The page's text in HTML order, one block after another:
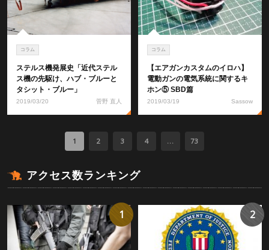
コラム
ステルス機発展史「近代ステル
ス機の先駆け、ハブ・ブルーと
タシット・ブルー」
2019/03/20 菅野 直人
コラム
【エアガンカスタムのイロハ】
電動ガンの電気系統に関するキ
ホン⑤ SBD篇
2019/03/19 Sassow
1 2 3 4 ... 73
アクセス数ランキング
1 2